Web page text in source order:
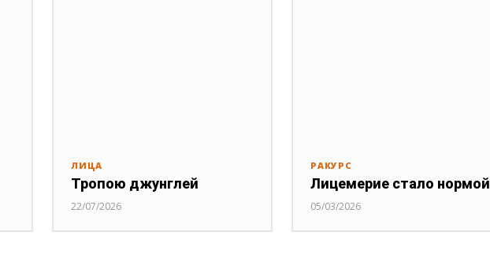
ЛИЦА
Тропою джунглей
22/07/2026
РАКУРС
Лицемерие стало нормой
05/03/2026